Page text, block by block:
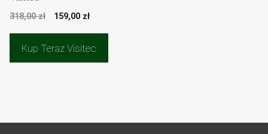
318,00zł
Pierwotna
wynosiła:
159,00 złAktualna
Kup Teraz Visitec